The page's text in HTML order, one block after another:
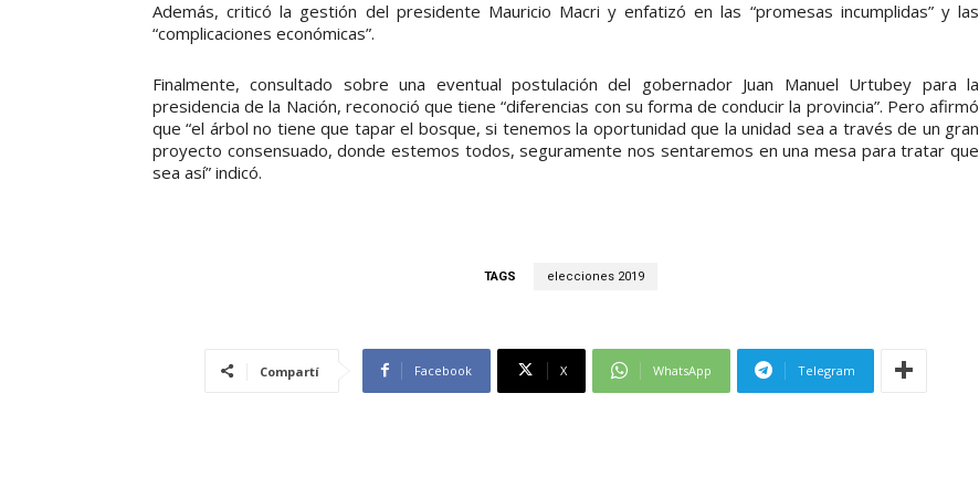
Además, criticó la gestión del presidente Mauricio Macri y enfatizó en las “promesas incumplidas” y las
“complicaciones económicas”.
Finalmente, consultado sobre una eventual postulación del gobernador Juan Manuel Urtubey para la
presidencia de la Nación, reconoció que tiene “diferencias con su forma de conducir la provincia”. Pero afirmó
que “el árbol no tiene que tapar el bosque, si tenemos la oportunidad que la unidad sea a través de un gran
proyecto consensuado, donde estemos todos, seguramente nos sentaremos en una mesa para tratar que
sea así” indicó.
TAGS elecciones 2019
Compartí Facebook X WhatsApp Telegram